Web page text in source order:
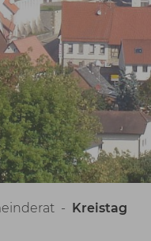
- Kreistag